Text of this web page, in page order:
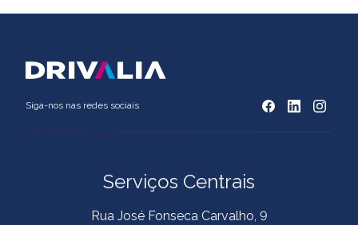
Siga-nos nas redes sociais
Serviços Centrais
Rua José Fonseca Carvalho, 9